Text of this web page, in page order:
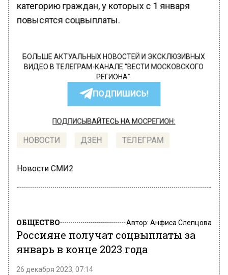
категорию граждан, у которых с 1 января
повысятся соцвыплаты.
БОЛЬШЕ АКТУАЛЬНЫХ НОВОСТЕЙ И ЭКСКЛЮЗИВНЫХ
ВИДЕО В ТЕЛЕГРАМ-КАНАЛЕ "ВЕСТИ МОСКОВСКОГО
РЕГИОНА".
ПОДПИШИСЬ!
ПОДПИСЫВАЙТЕСЬ НА МОСРЕГИОН:
НОВОСТИ ДЗЕН ТЕЛЕГРАМ
Новости СМИ2
ОБЩЕСТВО Автор: Анфиса Слепцова
Россияне получат соцвыплаты за
январь в конце 2023 года
26 декабря 2023, 07:14